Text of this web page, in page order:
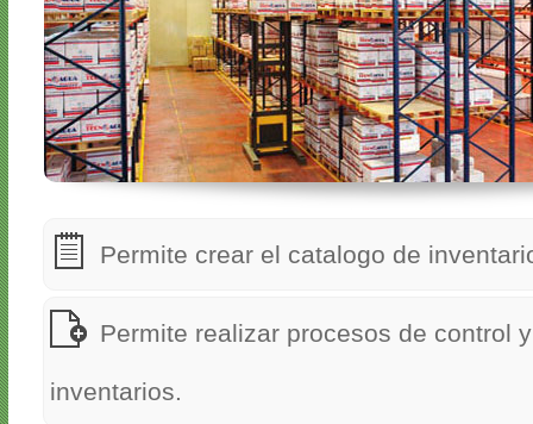
Permite crear el catalogo de
Permite realizar procesos de control
inventarios.